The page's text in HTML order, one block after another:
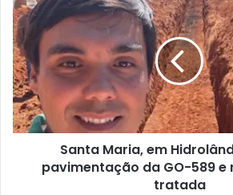
Santa Maria, em
pavimentação da GO-589 e
tratada